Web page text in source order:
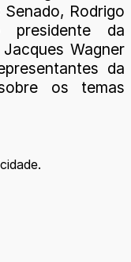
Rodrigo
presidente da
Wagner
da
os temas